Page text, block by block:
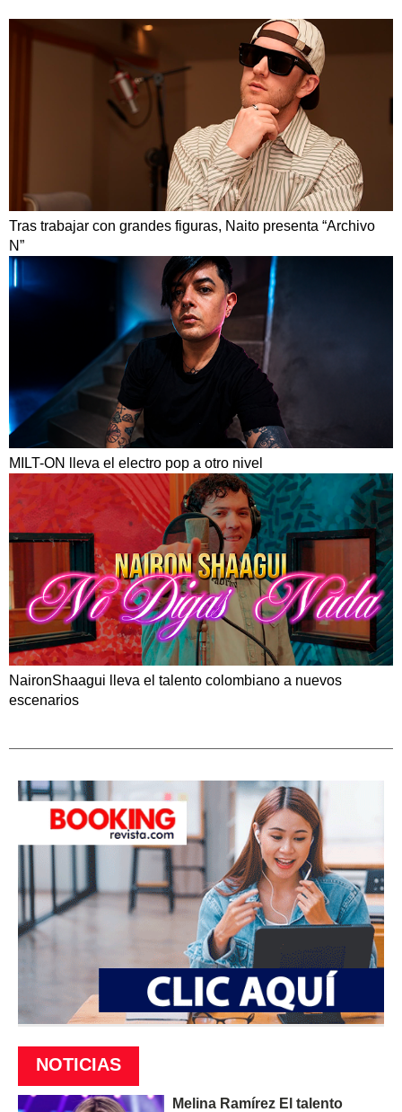
Tras trabajar con grandes figuras, Naito presenta “Archivo
N”
MILT-ON lleva el electro pop a otro nivel
NaironShaagui lleva el talento colombiano a nuevos
escenarios
NOTICIAS
Melina Ramírez El talento